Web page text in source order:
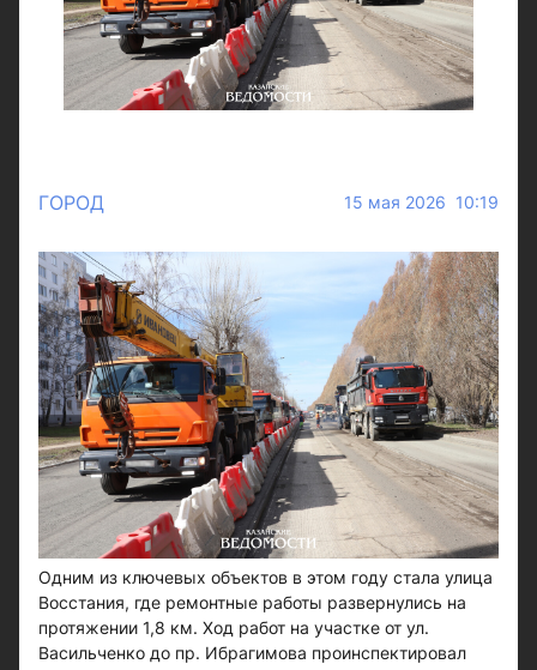
ГОРОД 15 мая 2026 10:19
Одним из ключевых объектов в этом году стала улица
Восстания, где ремонтные работы развернулись на
протяжении 1,8 км. Ход работ на участке от ул.
Васильченко до пр. Ибрагимова проинспектировал